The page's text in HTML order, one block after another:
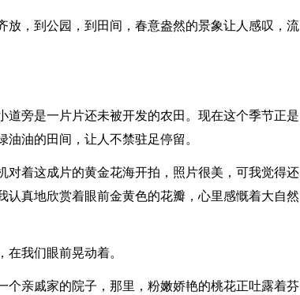
放，到公园，到田间，春意盎然的景象让人感叹，流
道旁是一片片还未被开发的农田。现在这个季节正是
油的田间，让人不禁驻足停留。
对着这成片的黄金花海开拍，照片很美，可我觉得还
真地欣赏着眼前金黄色的花瓣，心里感慨着大自然
我们眼前晃动着。
个亲戚家的院子，那里，粉嫩娇艳的桃花正吐露着芬